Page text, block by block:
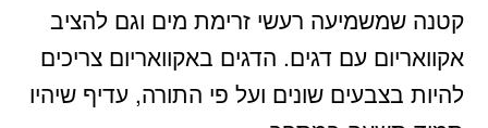
קטנה שמשמיעה רעשי זרימת מים וגם להציב
אקוואריום עם דגים. הדגים באקוואריום צריכים
להיות בצבעים שונים ועל פי התורה, עדיף שיהיו